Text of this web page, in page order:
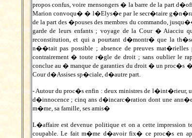
propos confus, voire mensongers � la barre de la part
Marion convoqu� � l�Elys�e par le secr�taire
de la part des �pouses des membres du commando,
garde de leurs enfants ; voyage de la Cour �
reconstitution, et qui a pourtant d�montr� que la
n��tait pas possible ; absence de preuves
contrairement � toute r�gle de droit ; sans oublier le
conclue au � manque de garanties du droit � un
Cour d�Assises sp�ciale, d�autre part.
- Autour du proc�s enfin : deux ministres de l�int�rieur,
d�innocence ; cinq ans d�incarc�ration dont une
m�me, sa famille, ses amis�
L�affaire est devenue politique et on a cette
coupable. Le fait m�me d�avoir fix� ce proc�s en